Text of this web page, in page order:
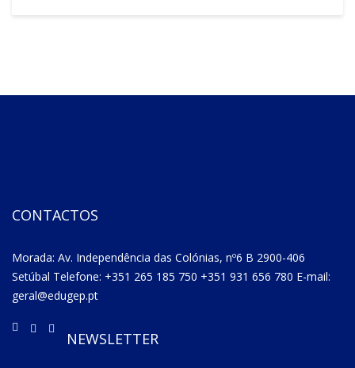
CONTACTOS
Morada: Av. Independência das Colónias, nº6 B 2900-406
Setúbal Telefone: +351 265 185 750 +351 931 656 780 E-mail:
geral@edugep.pt
NEWSLETTER